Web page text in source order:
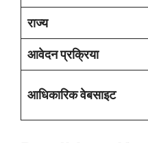
राज्य
आवेदन प्रक्रिया
आधिकारिक वेबसाइट